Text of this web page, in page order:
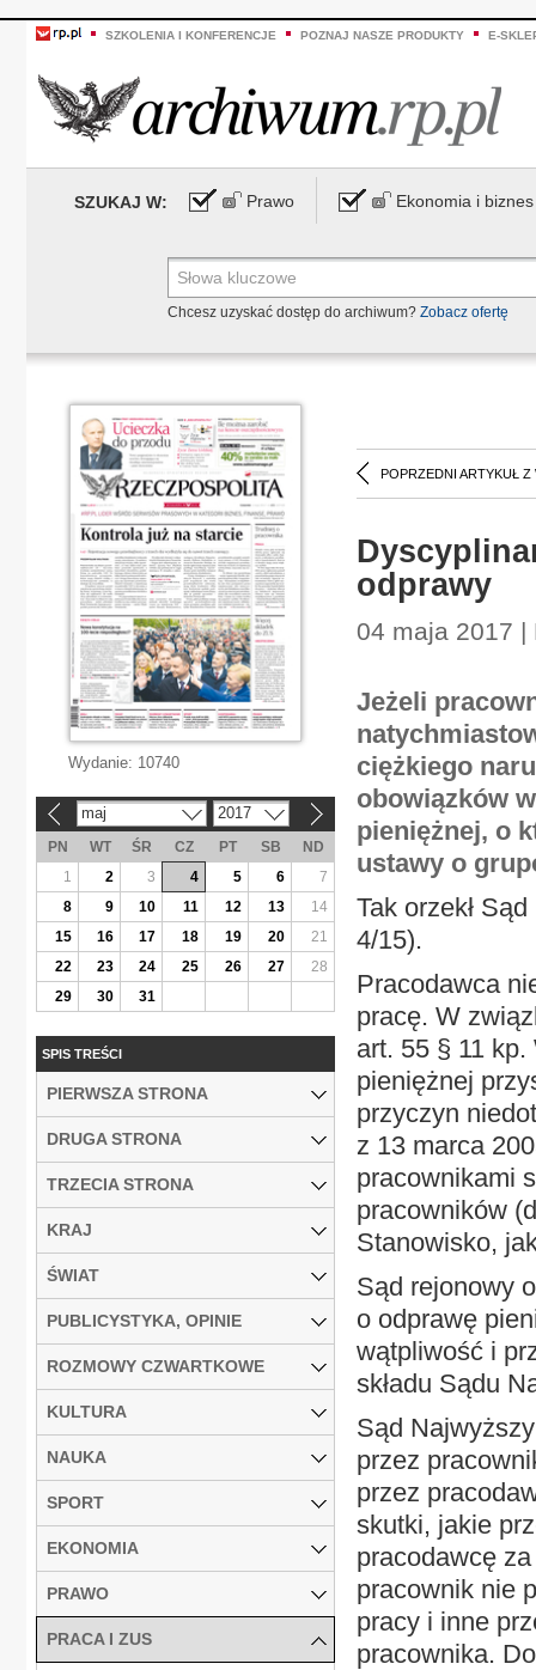
SZKOLENIA I KONFERENCJE POZNAJ NASZE PRODUKTY E-
SZUKAJ W: Prawo Ekonomia i biznes
Chcesz uzyskać dostęp do archiwum? Zobacz ofertę
POPRZEDNI ARTYKUŁ Z
odprawy
04 maja 2017 |
Jeżeli
ciężkiego
obowiązków
pieniężnej, o
ustawy o
Tak orzekł
4/15).
Pracodawca
pracę. W
art. 55 § 11 kp.
pieniężnej
przyczyn
z 13 marca
pracownikami
pracowników
Stanowisko,
Sąd rejonowy
o odprawę
wątpliwość i
składu Sądu
Sąd
przez
przez
skutki, jakie
pracodawcę
pracownik nie
pracy i inne
pracownika.
Wydanie: 10740
maj 2017
PN WT ŚR CZ PT SB
ND
1
2 3 4 5 6
7
8
9 10 11 12 13
14
15
16 17 18 19 20
21
22
23 24 25 26 27
28
29
30 31
SPIS TREŚCI
PIERWSZA STRONA
DRUGA STRONA
TRZECIA STRONA
KRAJ
ŚWIAT
PUBLICYSTYKA, OPINIE
ROZMOWY CZWARTKOWE
KULTURA
NAUKA
SPORT
EKONOMIA
PRAWO
PRACA I ZUS